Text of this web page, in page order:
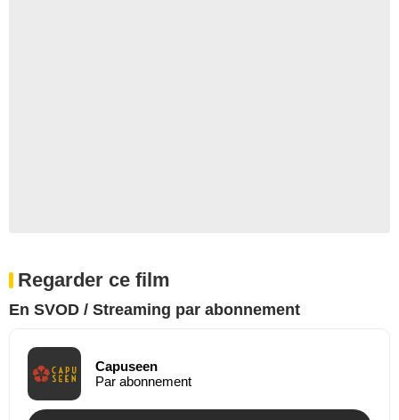
Regarder ce film
En SVOD / Streaming par abonnement
Capuseen
Par abonnement